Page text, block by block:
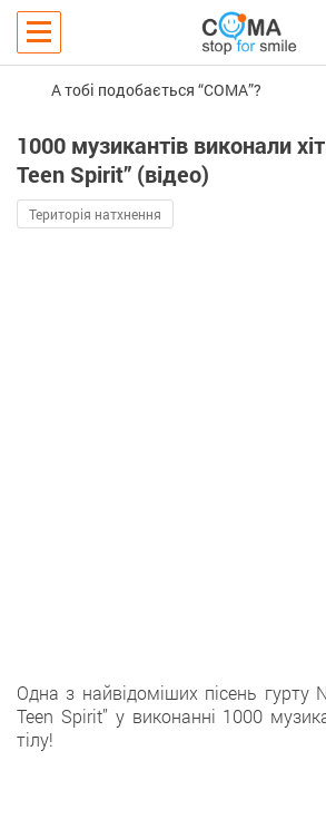
А тобі подобається “COMA”?
1000 музикантів виконали
Teen Spirit” (відео)
Територія натхнення
Одна з найвідоміших пісень гурту
Teen Spirit” у виконанні 1000
тілу!